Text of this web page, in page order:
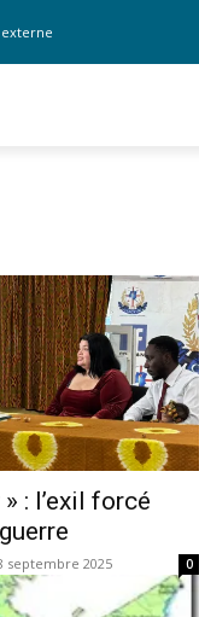
: l’exil forcé
septembre 2025 0